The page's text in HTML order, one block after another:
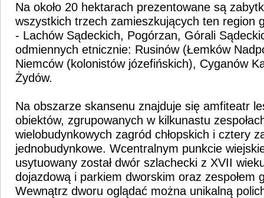
Na około 20 hektarach prezentowane są
wszystkich trzech zamieszkujących ten region
- Lachów Sądeckich, Pogórzan, Górali
odmiennych etnicznie: Rusinów (Łemków
Niemców (kolonistów józefińskich), Cyganów
Żydów.
Na obszarze skansenu znajduje się amfiteatr
obiektów, zgrupowanych w kilkunastu
wielobudynkowych zagród chłopskich i cztery
jednobudynkowe. Wcentralnym punkcie
usytuowany został dwór szlachecki z XVII
dojazdową i parkiem dworskim oraz zespołem
Wewnątrz dworu oglądać można unikalną